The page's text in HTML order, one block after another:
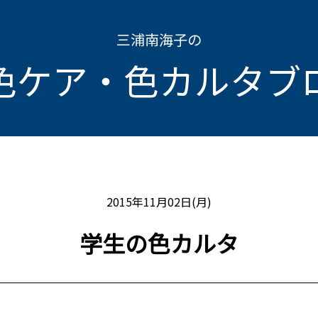
三浦南海子の
ケア・色カルタブ
2015年11月02日(月)
学生の色カルタ